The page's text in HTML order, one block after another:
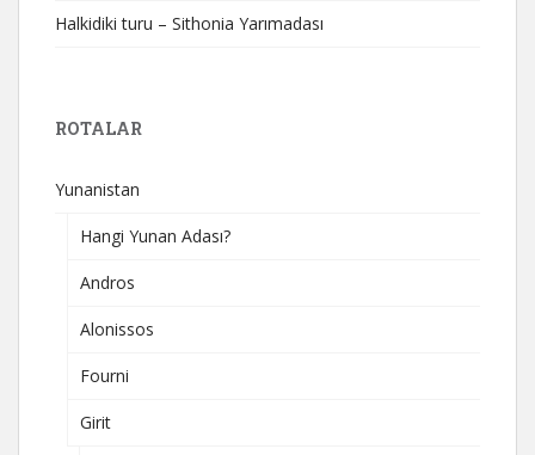
Halkidiki turu – Sithonia Yarımadası
ROTALAR
Yunanistan
Hangi Yunan Adası?
Andros
Alonissos
Fourni
Girit